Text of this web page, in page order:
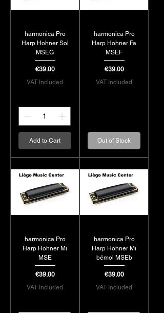
harmonica Pro
Harp Hohner Sol
MSEG
Price
€39.00
VAT Included
Add to Cart
harmonica Pro
Harp Hohner Fa
MSEF
Price
€39.00
VAT Included
Out of Stock
harmonica Pro
Harp Hohner Mi
MSE
Price
€39.00
VAT Included
harmonica Pro
Harp Hohner Mi
bémol MSEb
Price
€39.00
VAT Included